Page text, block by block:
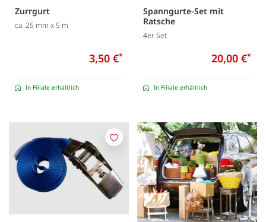
Zurrgurt
ca. 25 mm x 5 m
3,50 €*
In Filiale erhältlich
Spanngurte-Set mit
Ratsche
4er Set
20,00 €*
In Filiale erhältlich
Merken